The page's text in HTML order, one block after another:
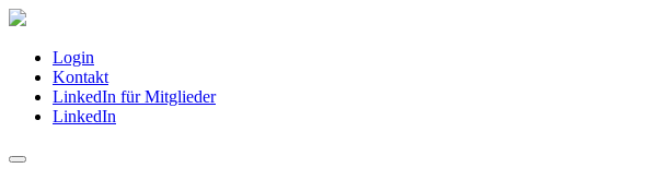
Login
Kontakt
LinkedIn für Mitglieder
LinkedIn